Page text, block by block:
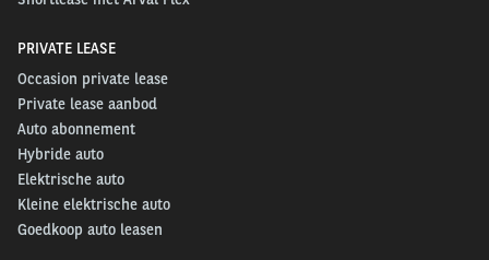
PRIVATE LEASE
Occasion private lease
Private lease aanbod
Auto abonnement
Hybride auto
Elektrische auto
Kleine elektrische auto
Goedkoop auto leasen